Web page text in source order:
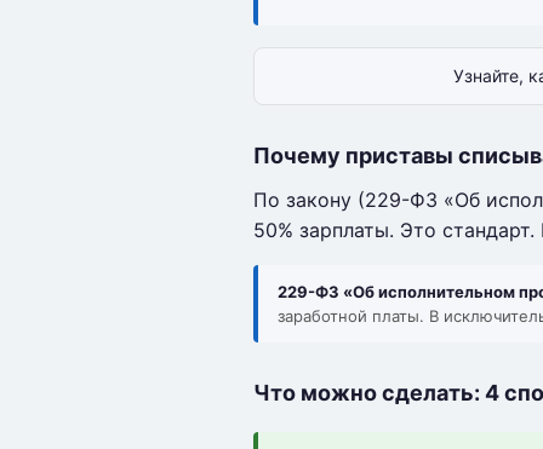
Узнайте,
Почему приставы
По закону (229-ФЗ «Об
50% зарплаты. Это
229-ФЗ «Об исполнительном
заработной платы. В
Что можно сделать: 4